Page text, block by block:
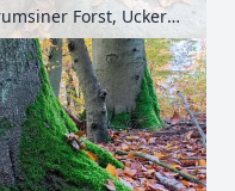
Kunstwerk aus Findlingen im Grumsiner Forst, Uckermark, Brandenburg, Deutschland